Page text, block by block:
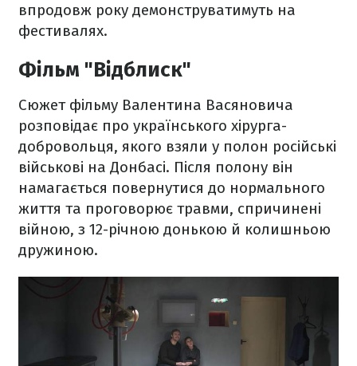
впродовж року демонструватимуть на
фестивалях.
Фільм "Відблиск"
Сюжет фільму Валентина Васяновича
розповідає про українського хірурга-
добровольця, якого взяли у полон російські
військові на Донбасі. Після полону він
намагається повернутися до нормального
життя та проговорює травми, спричинені
війною, з 12-річною донькою й колишньою
дружиною.